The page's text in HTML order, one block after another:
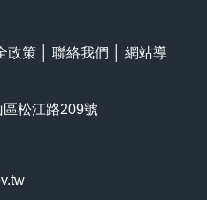
政策 聯絡我們
網站導
松江路209號